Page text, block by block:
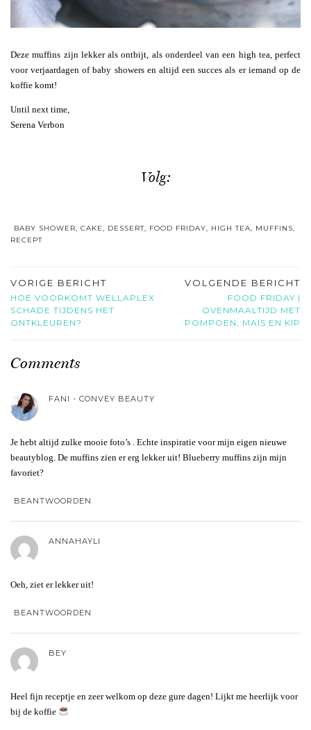
Deze muffins zijn lekker als ontbijt, als onderdeel van een high tea, perfect
voor verjaardagen of baby showers en altijd een succes als er iemand op de
koffie komt!
Until next time,
Serena Verbon
Volg:
BABY SHOWER, CAKE, DESSERT, FOOD FRIDAY, HIGH TEA, MUFFINS,
RECEPT
VORIGE BERICHT
HOE VOORKOMT WELLAPLEX
SCHADE TIJDENS HET
ONTKLEUREN?
VOLGENDE BERICHT
FOOD FRIDAY |
OVENMAALTIJD MET
POMPOEN, MAÏS EN KIP
Comments
FANI - CONVEY BEAUTY
Je hebt altijd zulke mooie foto’s . Echte inspiratie voor mijn eigen nieuwe
beautyblog. De muffins zien er erg lekker uit! Blueberry muffins zijn mijn
favoriet?
BEANTWOORDEN
ANNAHAYLI
Oeh, ziet er lekker uit!
BEANTWOORDEN
BEY
Heel fijn receptje en zeer welkom op deze gure dagen! Lijkt me heerlijk voor
bij de koffie